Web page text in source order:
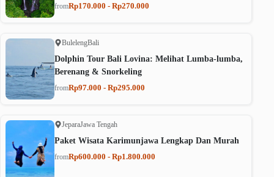
fromRp170.000 - Rp270.000
BulelengBali
Dolphin Tour Bali Lovina: Melihat Lumba-lumba,
Berenang & Snorkeling
fromRp97.000 - Rp295.000
JeparaJawa Tengah
Paket Wisata Karimunjawa Lengkap Dan Murah
fromRp600.000 - Rp1.800.000